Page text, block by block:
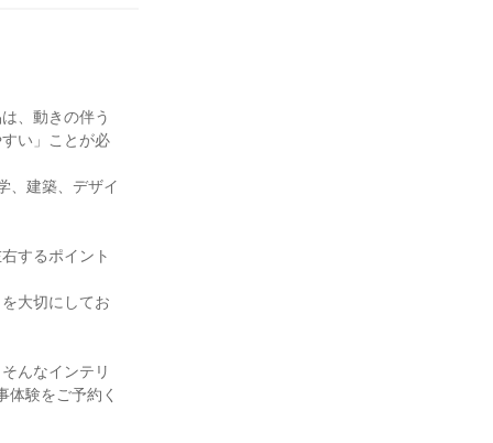
、動きの伴う
い」ことが必
、建築、デザイ
するポイント
大切にしてお
んなインテリ
体験をご予約く